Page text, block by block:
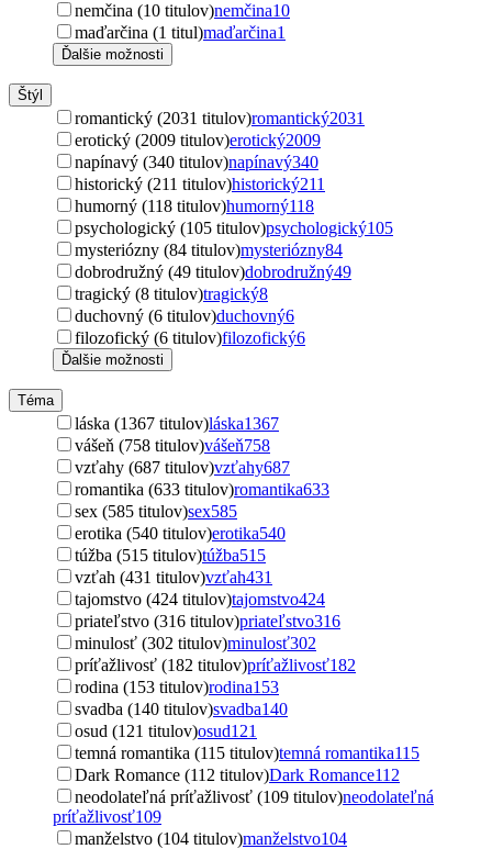
nemčina (10 titulov)nemčina10
maďarčina (1 titul)maďarčina1
Ďalšie možnosti
Štýl
romantický (2031 titulov)romantický2031
erotický (2009 titulov)erotický2009
napínavý (340 titulov)napínavý340
historický (211 titulov)historický211
humorný (118 titulov)humorný118
psychologický (105 titulov)psychologický105
mysteriózny (84 titulov)mysteriózny84
dobrodružný (49 titulov)dobrodružný49
tragický (8 titulov)tragický8
duchovný (6 titulov)duchovný6
filozofický (6 titulov)filozofický6
Ďalšie možnosti
Téma
láska (1367 titulov)láska1367
vášeň (758 titulov)vášeň758
vzťahy (687 titulov)vzťahy687
romantika (633 titulov)romantika633
sex (585 titulov)sex585
erotika (540 titulov)erotika540
túžba (515 titulov)túžba515
vzťah (431 titulov)vzťah431
tajomstvo (424 titulov)tajomstvo424
priateľstvo (316 titulov)priateľstvo316
minulosť (302 titulov)minulosť302
príťažlivosť (182 titulov)príťažlivosť182
rodina (153 titulov)rodina153
svadba (140 titulov)svadba140
osud (121 titulov)osud121
temná romantika (115 titulov)temná romantika115
Dark Romance (112 titulov)Dark Romance112
neodolateľná príťažlivosť (109 titulov)neodolateľná
príťažlivosť109
manželstvo (104 titulov)manželstvo104